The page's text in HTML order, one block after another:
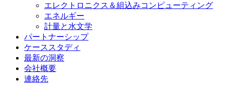
エレクトロニクス＆組込みコンピューティング
エネルギー
計量と水文学
パートナーシップ
ケーススタディ
最新の洞察
会社概要
連絡先